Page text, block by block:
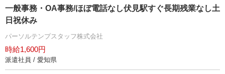
一般事務・OA事務/ほぼ電話なし伏見駅すぐ長期残業なし土
日祝休み
パーソルテンプスタッフ株式会社
時給1,600円
派遣社員 / 愛知県